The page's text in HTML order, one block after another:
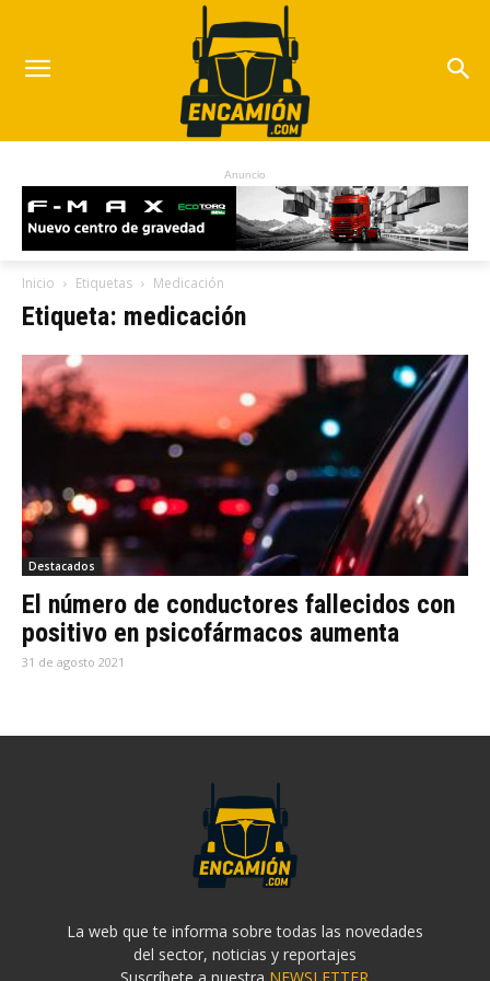
Anuncio
Inicio Etiquetas Medicación
Etiqueta: medicación
Destacados
El número de conductores fallecidos con
positivo en psicofármacos aumenta
31 de agosto 2021
La web que te informa sobre todas las novedades
del sector, noticias y reportajes